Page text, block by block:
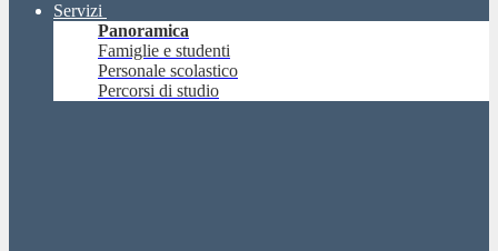
Servizi
Panoramica
Famiglie e studenti
Personale scolastico
Percorsi di studio